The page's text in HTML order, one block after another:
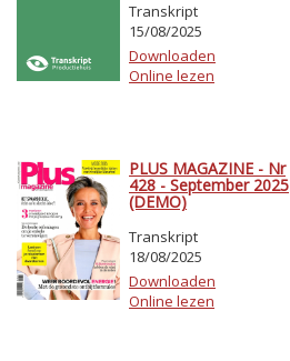
Transkript
15/08/2025
Downloaden
Online lezen
PLUS MAGAZINE - Nr
428 - September 2025
(DEMO)
Transkript
18/08/2025
Downloaden
Online lezen